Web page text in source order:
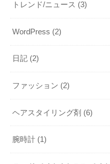
トレンド/ニュース (3)
WordPress (2)
日記 (2)
ファッション (2)
ヘアスタイリング剤 (6)
腕時計 (1)